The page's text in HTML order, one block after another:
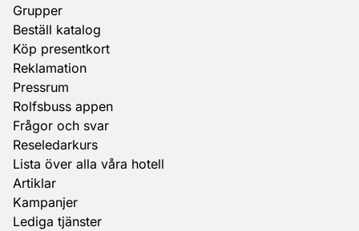
Grupper
Beställ katalog
Köp presentkort
Reklamation
Pressrum
Rolfsbuss appen
Frågor och svar
Reseledarkurs
Lista över alla våra hotell
Artiklar
Kampanjer
Lediga tjänster